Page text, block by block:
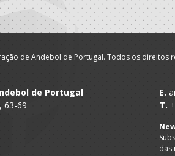
de Andebol de Portugal. Todos os direitos
de Portugal
63-69
E.
T.
das